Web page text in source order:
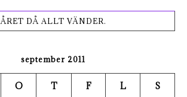
ÅRET DÅ ALLT VÄNDER.
september 2011
O T F L S